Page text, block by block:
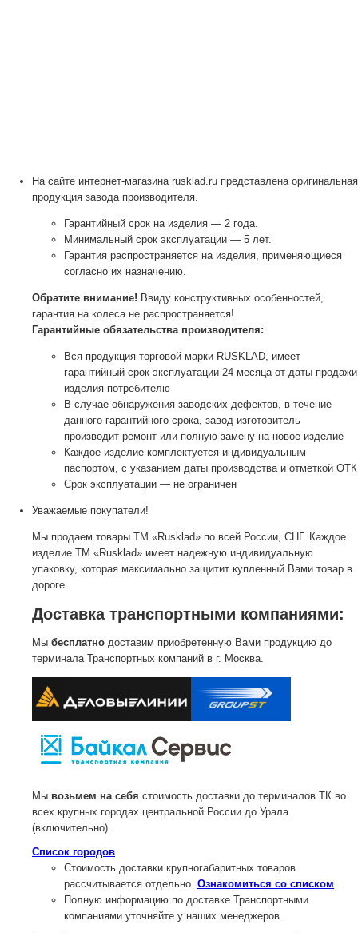
На сайте интернет-магазина rusklad.ru представлена оригинальная
продукция завода производителя.
Гарантийный срок на изделия — 2 года.
Минимальный срок эксплуатации — 5 лет.
Гарантия распространяется на изделия, применяющиеся
согласно их назначению.
Обратите внимание! Ввиду конструктивных особенностей,
гарантия на колеса не распространяется!
Гарантийные обязательства производителя:
Вся продукция торговой марки RUSKLAD, имеет
гарантийный срок эксплуатации 24 месяца от даты продажи
изделия потребителю
В случае обнаружения заводских дефектов, в течение
данного гарантийного срока, завод изготовитель
производит ремонт или полную замену на новое изделие
Каждое изделие комплектуется индивидуальным
паспортом, с указанием даты производства и отметкой ОТК
Срок эксплуатации — не ограничен
Уважаемые покупатели!
Мы продаем товары ТМ «Rusklad» по всей России, СНГ. Каждое
изделие ТМ «Rusklad» имеет надежную индивидуальную
упаковку, которая максимально защитит купленный Вами товар в
дороге.
Доставка транспортными компаниями:
Мы бесплатно доставим приобретенную Вами продукцию до
терминала Транспортных компаний в г. Москва.
Мы возьмем на себя стоимость доставки до терминалов ТК во
всех крупных городах центральной России до Урала
(включительно).
Список городов
Стоимость доставки крупногабаритных товаров
рассчитывается отдельно. Ознакомиться со списком.
Полную информацию по доставке Транспортными
компаниями уточняйте у наших менеджеров.